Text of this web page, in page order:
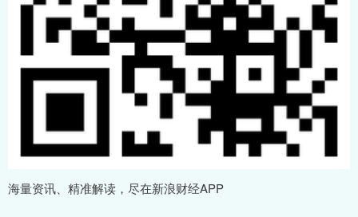
海量资讯、精准解读，尽在新浪财经APP